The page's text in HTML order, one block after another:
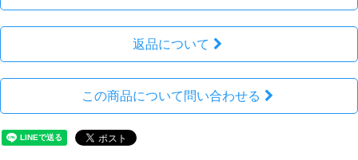
返品について
この商品について問い合わせる